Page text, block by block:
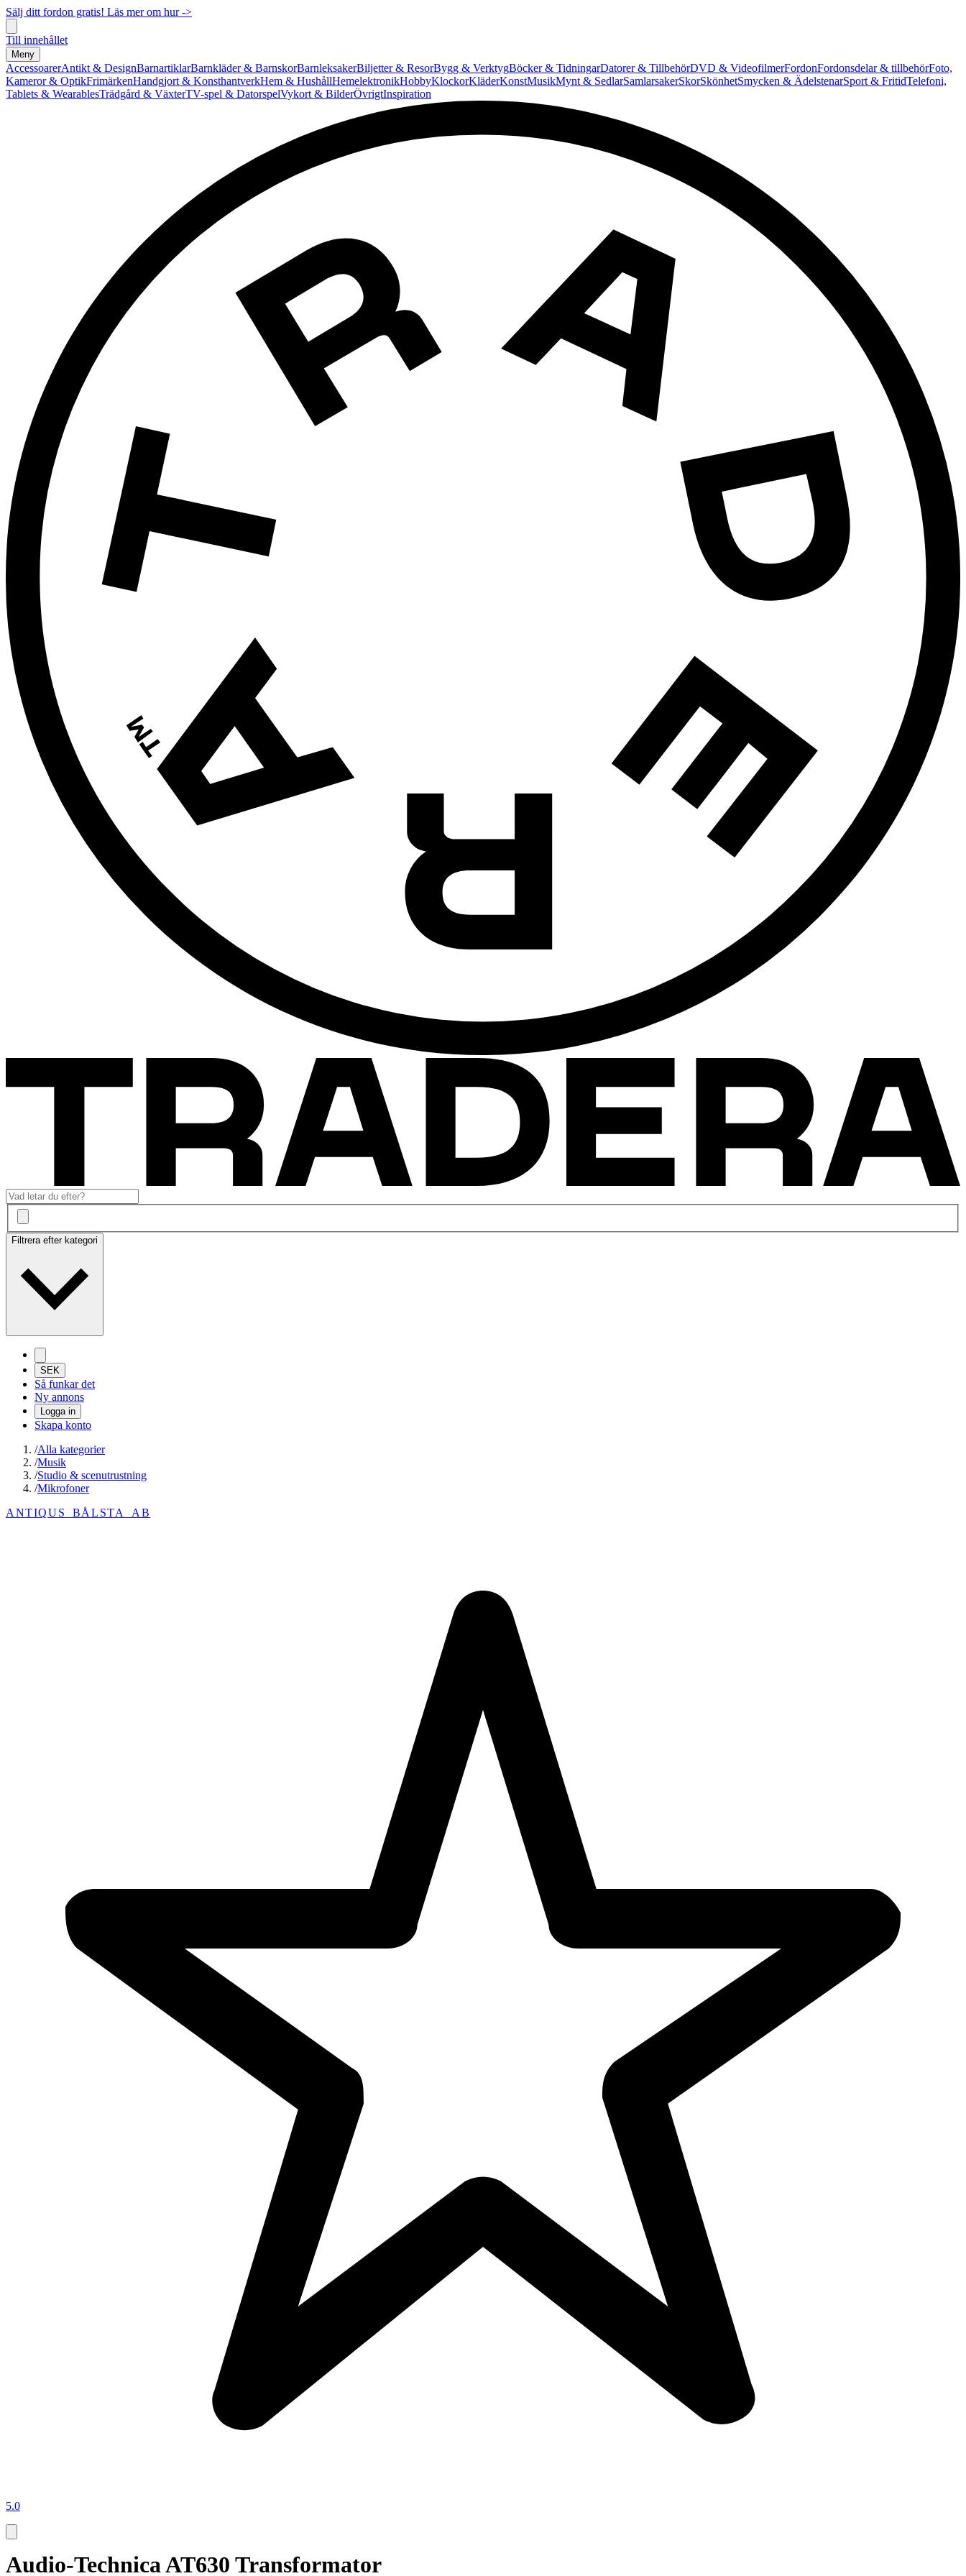
Sälj ditt fordon gratis! Läs mer om hur ->
Till innehållet
Meny
AccessoarerAntikt & DesignBarnartiklarBarnkläder & BarnskorBarnleksakerBiljetter & ResorBygg & VerktygBöcker & TidningarDatorer & TillbehörDVD & VideofilmerFordonFordonsdelar & tillbehörFoto,
Kameror & OptikFrimärkenHandgjort & KonsthantverkHem & HushållHemelektronikHobbyKlockorKläderKonstMusikMynt & SedlarSamlarsakerSkorSkönhetSmycken & ÄdelstenarSport & FritidTelefoni,
Tablets & WearablesTrädgård & VäxterTV-spel & DatorspelVykort & BilderÖvrigtInspiration
Filtrera efter kategori
SEK
Så funkar det
Ny annons
Logga in
Skapa konto
/Alla kategorier
/Musik
/Studio & scenutrustning
/Mikrofoner
ANTIQUS_BÅLSTA_AB
5.0
Audio-Technica AT630 Transformator